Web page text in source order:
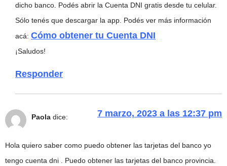
dicho banco. Podés abrir la Cuenta DNI gratis desde tu celular.
Sólo tenés que descargar la app. Podés ver más información
acá: Cómo obtener tu Cuenta DNI
¡Saludos!
Responder
Paola dice: 7 marzo, 2023 a las 12:37 pm
Hola quiero saber como puedo obtener las tarjetas del banco yo
tengo cuenta dni . Puedo obtener las tarjetas del banco provincia.